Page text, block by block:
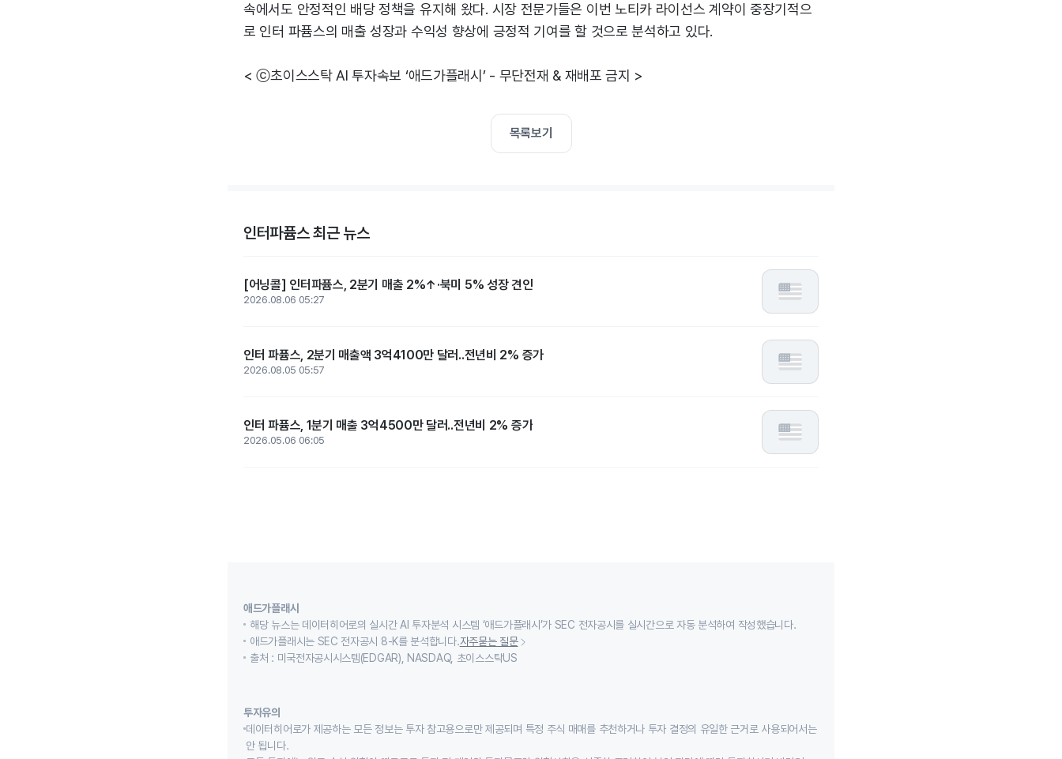
속에서도 안정적인 배당 정책을 유지해 왔다. 시장 전문가들은 이번 노티카 라이선스 계약이 중장기적으
로 인터 파퓸스의 매출 성장과 수익성 향상에 긍정적 기여를 할 것으로 분석하고 있다.
< ⓒ초이스스탁 AI 투자속보 ‘애드가플래시’ - 무단전재 & 재배포 금지 >
목록보기
인터파퓸스 최근 뉴스
[어닝콜] 인터파퓸스, 2분기 매출 2%↑·북미 5% 성장 견인
2026.08.06 05:27
인터 파퓸스, 2분기 매출액 3억4100만 달러..전년비 2% 증가
2026.08.05 05:57
인터 파퓸스, 1분기 매출 3억4500만 달러..전년비 2% 증가
2026.05.06 06:05
애드가플래시
해당 뉴스는 데이터히어로의 실시간 AI 투자분석 시스템 ‘애드가플래시’가 SEC 전자공시를 실시간으로 자동 분석하여 작성했습니다.
애드가플래시는 SEC 전자공시 8-K를 분석합니다.자주묻는 질문
출처 : 미국전자공시시스템(EDGAR), NASDAQ, 초이스스탁US
투자유의
데이터히어로가 제공하는 모든 정보는 투자 참고용으로만 제공되며 특정 주식 매매를 추천하거나 투자 결정의 유일한 근거로 사용되어서는
안 됩니다.